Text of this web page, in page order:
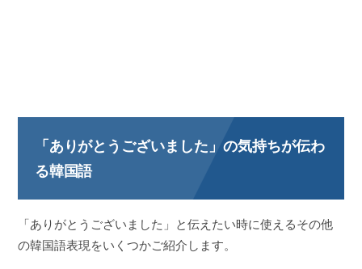
「ありがとうございました」の気持ちが伝わ
る韓国語
「ありがとうございました」と伝えたい時に使えるその他
の韓国語表現をいくつかご紹介します。